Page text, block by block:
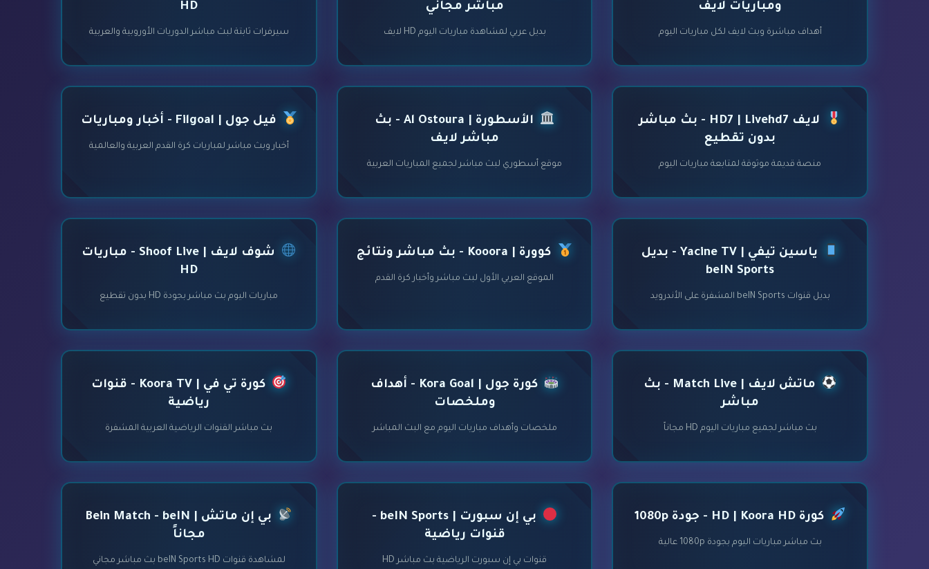
ومباريات لايف
أهداف مباشرة وبث لايف لكل مباريات اليوم
مباشر مجاني
بديل عربي لمشاهدة مباريات اليوم HD لايف
HD
سيرفرات ثابتة لبث مباشر الدوريات الأوروبية والعربية
لايف HD7 | Livehd7 - بث مباشر
بدون تقطيع
منصة قديمة موثوقة لمتابعة مباريات اليوم
الأسطورة | Al Ostoura - بث
مباشر لايف
موقع أسطوري لبث مباشر لجميع المباريات العربية
فيل جول | Filgoal - أخبار ومباريات
أخبار وبث مباشر لمباريات كرة القدم العربية والعالمية
ياسين تيفي | Yacine TV - بديل
beIN Sports
بديل قنوات beIN Sports المشفرة على الأندرويد
كوورة | Kooora - بث مباشر ونتائج
الموقع العربي الأول لبث مباشر وأخبار كرة القدم
شوف لايف | Shoof Live - مباريات
HD
مباريات اليوم بث مباشر بجودة HD بدون تقطيع
ماتش لايف | Match Live - بث
مباشر
بث مباشر لجميع مباريات اليوم HD مجاناً
كورة جول | Kora Goal - أهداف
وملخصات
ملخصات وأهداف مباريات اليوم مع البث المباشر
كورة تي في | Koora TV - قنوات
رياضية
بث مباشر القنوات الرياضية العربية المشفرة
كورة HD | Koora HD - جودة 1080p
بث مباشر مباريات اليوم بجودة 1080p عالية
بي إن سبورت | beIN Sports -
قنوات رياضية
قنوات بي إن سبورت الرياضية بث مباشر HD
بي إن ماتش | Bein Match - beIN
مجاناً
لمشاهدة قنوات beIN Sports HD بث مباشر مجاني